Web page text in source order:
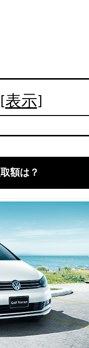
[表示]
額は？